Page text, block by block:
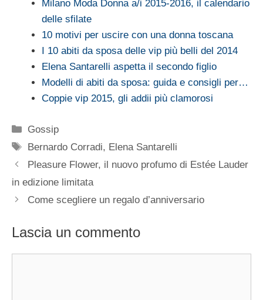
Milano Moda Donna a/i 2015-2016, il calendario
delle sfilate
10 motivi per uscire con una donna toscana
I 10 abiti da sposa delle vip più belli del 2014
Elena Santarelli aspetta il secondo figlio
Modelli di abiti da sposa: guida e consigli per…
Coppie vip 2015, gli addii più clamorosi
Categorie
Gossip
Tag
Bernardo Corradi, Elena Santarelli
Pleasure Flower, il nuovo profumo di Estée Lauder
in edizione limitata
Come scegliere un regalo d’anniversario
Lascia un commento